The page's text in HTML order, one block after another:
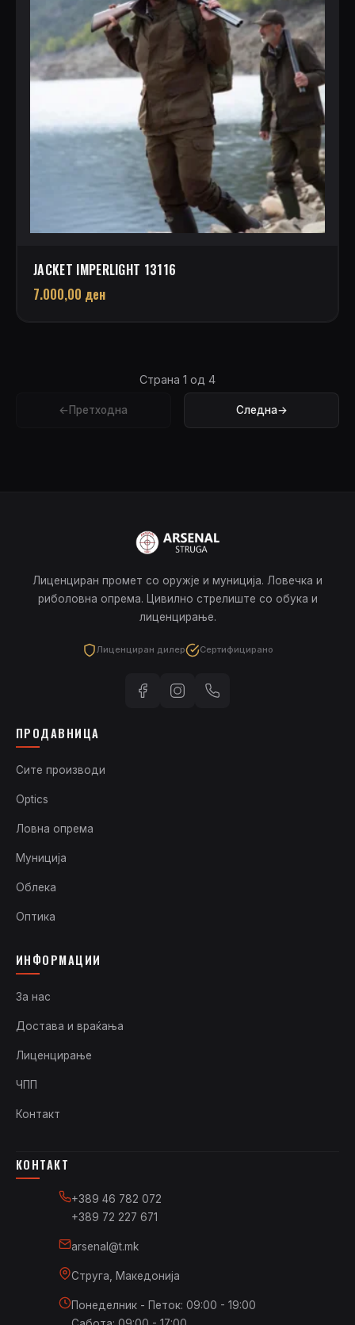
JACKET IMPERLIGHT 13116
7.000,00 ден
← Претходна
Страна 1 од 4
Следна→
Лиценциран промет со оружје и муниција. Ловечка и
риболовна опрема. Цивилно стрелиште со обука и
лиценцирање.
Лиценциран дилер Сертифицирано
ПРОДАВНИЦА
Сите производи
Optics
Ловна опрема
Муниција
Облека
Оптика
ИНФОРМАЦИИ
За нас
Достава и враќања
Лиценцирање
ЧПП
Контакт
КОНТАКТ
+389 46 782 072
+389 72 227 671
arsenal@t.mk
Струга, Македонија
Понеделник - Петок: 09:00 - 19:00